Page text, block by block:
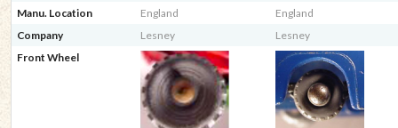
Manu. Location
England
England
Company
Lesney
Lesney
Front Wheel